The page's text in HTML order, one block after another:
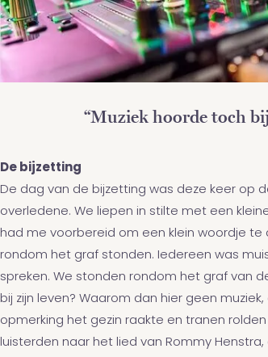
“Muziek hoorde toch
De bijzetting
De dag van de bijzetting was deze keer op
overledene. We liepen in stilte met een
had me voorbereid om een klein woordje te
rondom het graf stonden. Iedereen was
spreken. We stonden rondom het graf van
bij zijn leven? Waarom dan hier geen
opmerking het gezin raakte en tranen
luisterden naar het lied van Rommy Henstra,